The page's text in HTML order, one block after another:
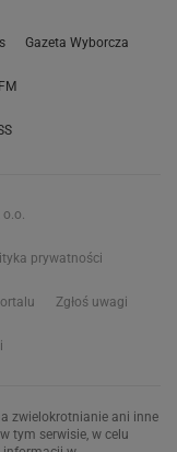
Gazeta Wyborcza
prywatności
Zgłoś uwagi
zwielokrotnianie ani inne
tym serwisie, w celu